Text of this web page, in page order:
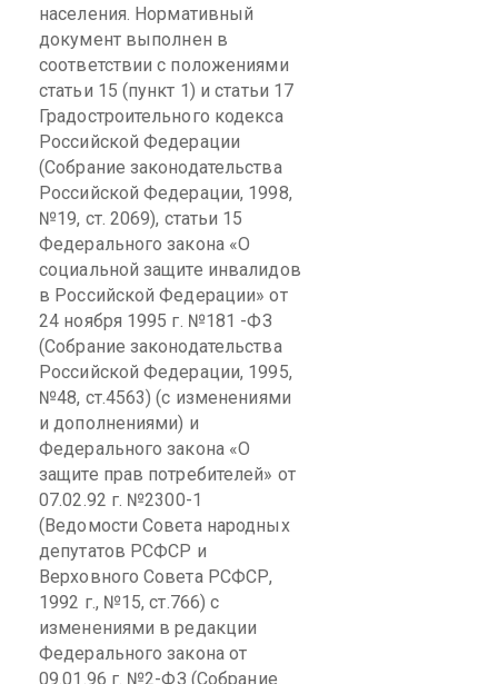
населения. Нормативный
документ выполнен в
соответствии с положениями
статьи 15 (пункт 1) и статьи 17
Градостроительного кодекса
Российской Федерации
(Собрание законодательства
Российской Федерации, 1998,
№19, ст. 2069), статьи 15
Федерального закона «О
социальной защите инвалидов
в Российской Федерации» от
24 ноября 1995 г. №181 -ФЗ
(Собрание законодательства
Российской Федерации, 1995,
№48, ст.4563) (с изменениями
и дополнениями) и
Федерального закона «О
защите прав потребителей» от
07.02.92 г. №2300-1
(Ведомости Совета народных
депутатов РСФСР и
Верховного Совета РСФСР,
1992 г., №15, ст.766) с
изменениями в редакции
Федерального закона от
09.01.96 г. №2-ФЗ (Собрание